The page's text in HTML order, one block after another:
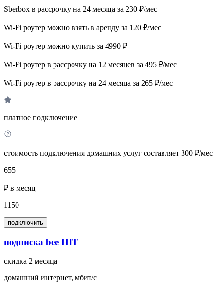
Sberbox в рассрочку на 24 месяца за 230 ₽/мес
Wi-Fi роутер можно взять в аренду за 120 ₽/мес
Wi-Fi роутер можно купить за 4990 ₽
Wi-Fi роутер в рассрочку на 12 месяцев за 495 ₽/мес
Wi-Fi роутер в рассрочку на 24 месяца за 265 ₽/мес
платное подключение
стоимость подключения домашних услуг составляет 300 ₽/мес
655
₽ в месяц
1150
подключить
подписка bee HIT
скидка 2 месяца
домашний интернет, мбит/с